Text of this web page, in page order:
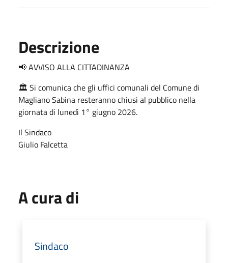
Descrizione
📢 AVVISO ALLA CITTADINANZA
🏛️ Si comunica che gli uffici comunali del Comune di
Magliano Sabina resteranno chiusi al pubblico nella
giornata di lunedì 1° giugno 2026.
Il Sindaco
Giulio Falcetta
A cura di
Sindaco